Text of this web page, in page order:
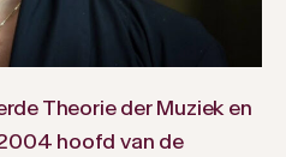
Theorie der Muziek en
hoofd van de